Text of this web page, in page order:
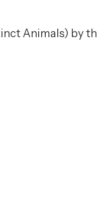
Animals) by